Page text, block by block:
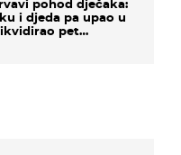
pohod dječaka:
i djeda pa upao u
pet